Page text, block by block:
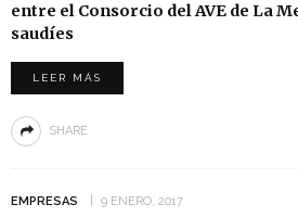
entre el Consorcio del AVE de La
saudíes
LEER MÁS
SHARE
EMPRESAS 9 ENERO, 2017